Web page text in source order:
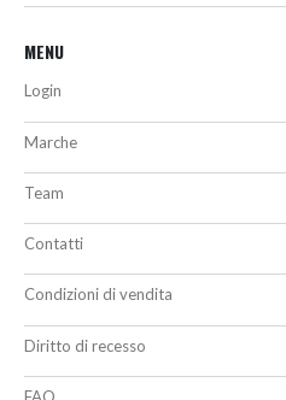
MENU
Login
Marche
Team
Contatti
Condizioni di vendita
Diritto di recesso